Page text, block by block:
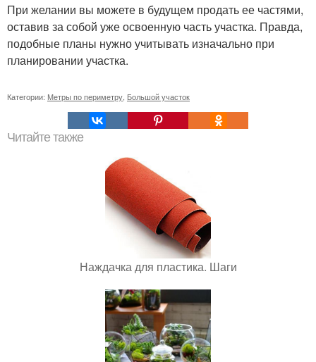
При желании вы можете в будущем продать ее частями,
оставив за собой уже освоенную часть участка. Правда,
подобные планы нужно учитывать изначально при
планировании участка.
Категории: Метры по периметру Большой участок
Читайте также
Наждачка для пластика. Шаги